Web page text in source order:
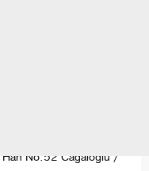
No:52 Cağaloğlu /